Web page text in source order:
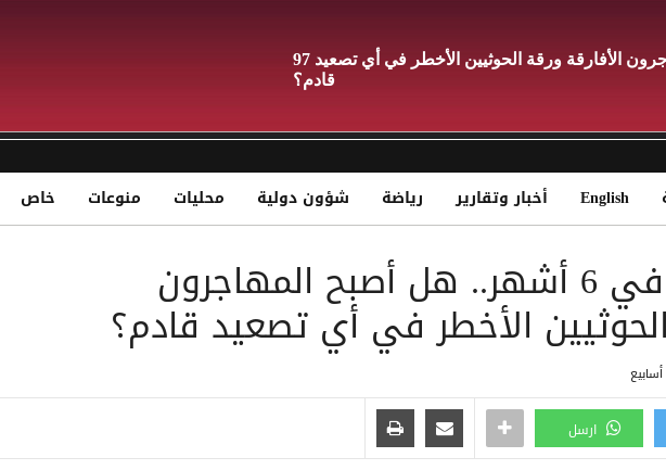
97 ألف مهاجر في 6 أشهر.. هل أصبح المهاجرون الأفارقة ورقة الحوثيين الأخطر في أي تصعيد
قادم؟